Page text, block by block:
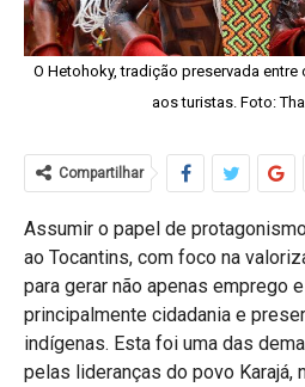
O Hetohoky, tradição preservada
aos turistas. Foto:
Compartilhar
Assumir o papel de
ao Tocantins, com foco na
para gerar não apenas emprego
principalmente cidadania e
indígenas. Esta foi uma das
pelas lideranças do povo Karajá,